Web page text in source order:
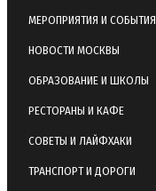
МЕРОПРИЯТИЯ И СОБЫТИЯ
НОВОСТИ МОСКВЫ
ОБРАЗОВАНИЕ И ШКОЛЫ
РЕСТОРАНЫ И КАФЕ
СОВЕТЫ И ЛАЙФХАКИ
ТРАНСПОРТ И ДОРОГИ